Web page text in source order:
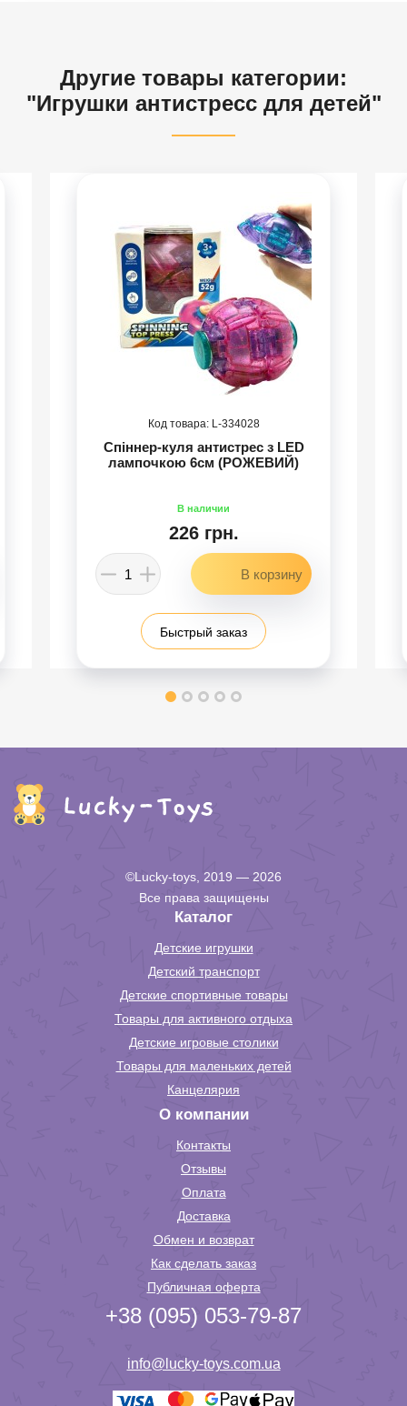
Другие товары категории:
"Игрушки антистресс для детей"
334028
Спіннер-куля антистрес з LED
лампочкою 6см (РОЖЕВИЙ)
226 грн.
Быстрый заказ
©Lucky-toys, 2019 — 2026
Все права защищены
Каталог
Детские игрушки
Детский транспорт
Детские спортивные товары
Товары для активного отдыха
Детские игровые столики
Товары для маленьких детей
Канцелярия
О компании
Контакты
Отзывы
Оплата
Доставка
Обмен и возврат
Как сделать заказ
Публичная оферта
+38 (095) 053-79-87
info@lucky-toys.com.ua